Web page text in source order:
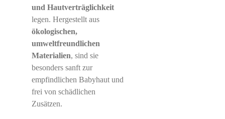
und Hautverträglichkeit
legen. Hergestellt aus
ökologischen,
umweltfreundlichen
Materialien, sind sie
besonders sanft zur
empfindlichen Babyhaut und
frei von schädlichen
Zusätzen.